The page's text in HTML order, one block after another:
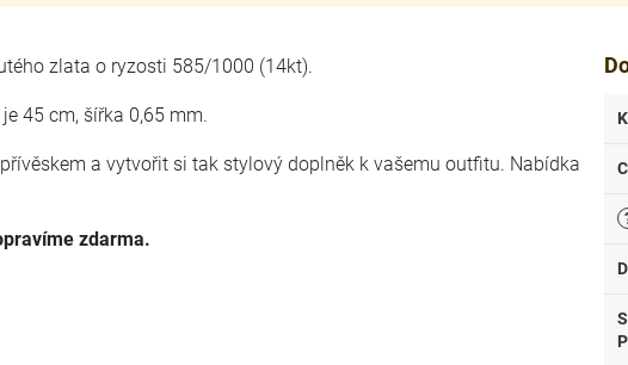
zlata o ryzosti 585/1000 (14kt).
45 cm, šířka 0,65 mm.
a vytvořit si tak stylový doplněk k vašemu outfitu. Nabídka
zdarma.